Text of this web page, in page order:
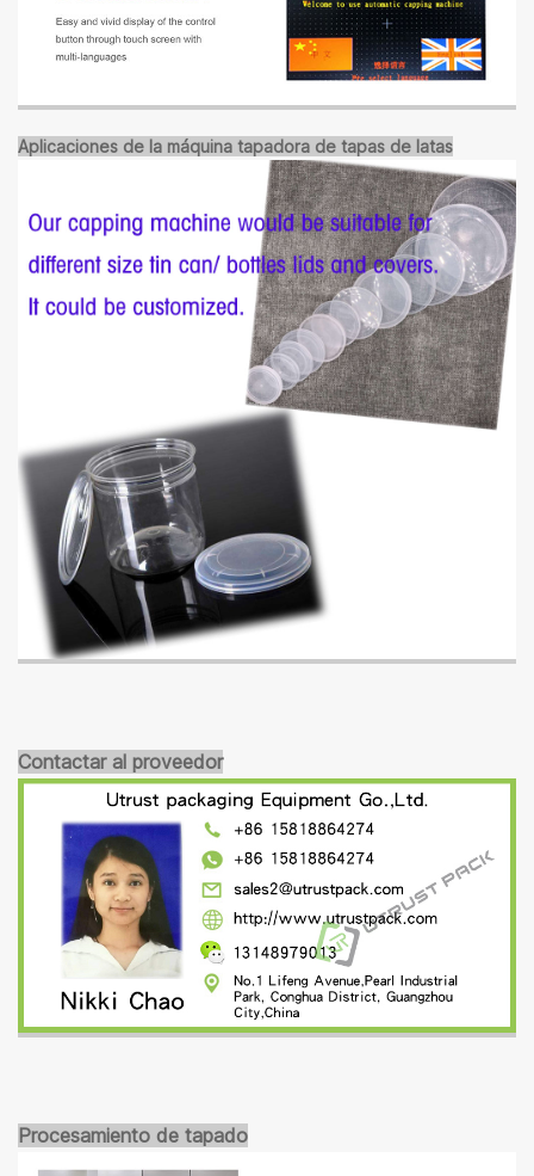
Aplicaciones de la máquina tapadora de tapas de latas
Contactar al proveedor
Procesamiento de tapado